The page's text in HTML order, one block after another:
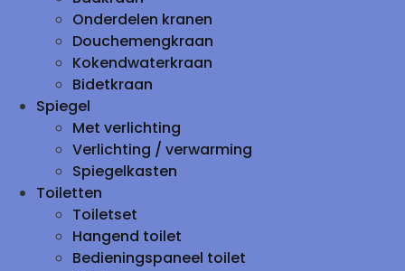
Onderdelen kranen
Douchemengkraan
Kokendwaterkraan
Bidetkraan
Spiegel
Met verlichting
Verlichting / verwarming
Spiegelkasten
Toiletten
Toiletset
Hangend toilet
Bedieningspaneel toilet